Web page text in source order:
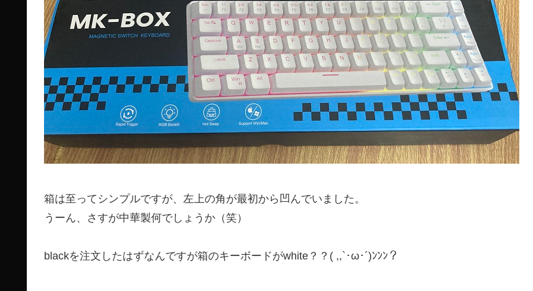
箱は至ってシンプルですが、左上の角が最初から凹んでいました。
うーん、さすが中華製何でしょうか（笑）
blackを注文したはずなんですが箱のキーボードがwhite？？( ,,`･ω･´)ﾝﾝﾝ？